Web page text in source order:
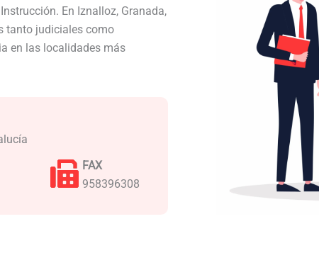
En Iznalloz, Granada,
tanto judiciales como
en las localidades más
FAX
958396308